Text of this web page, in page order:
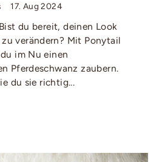
17. Aug 2024
du bereit, deinen Look
verändern? Mit Ponytail
im Nu einen
Pferdeschwanz zaubern.
du sie richtig...